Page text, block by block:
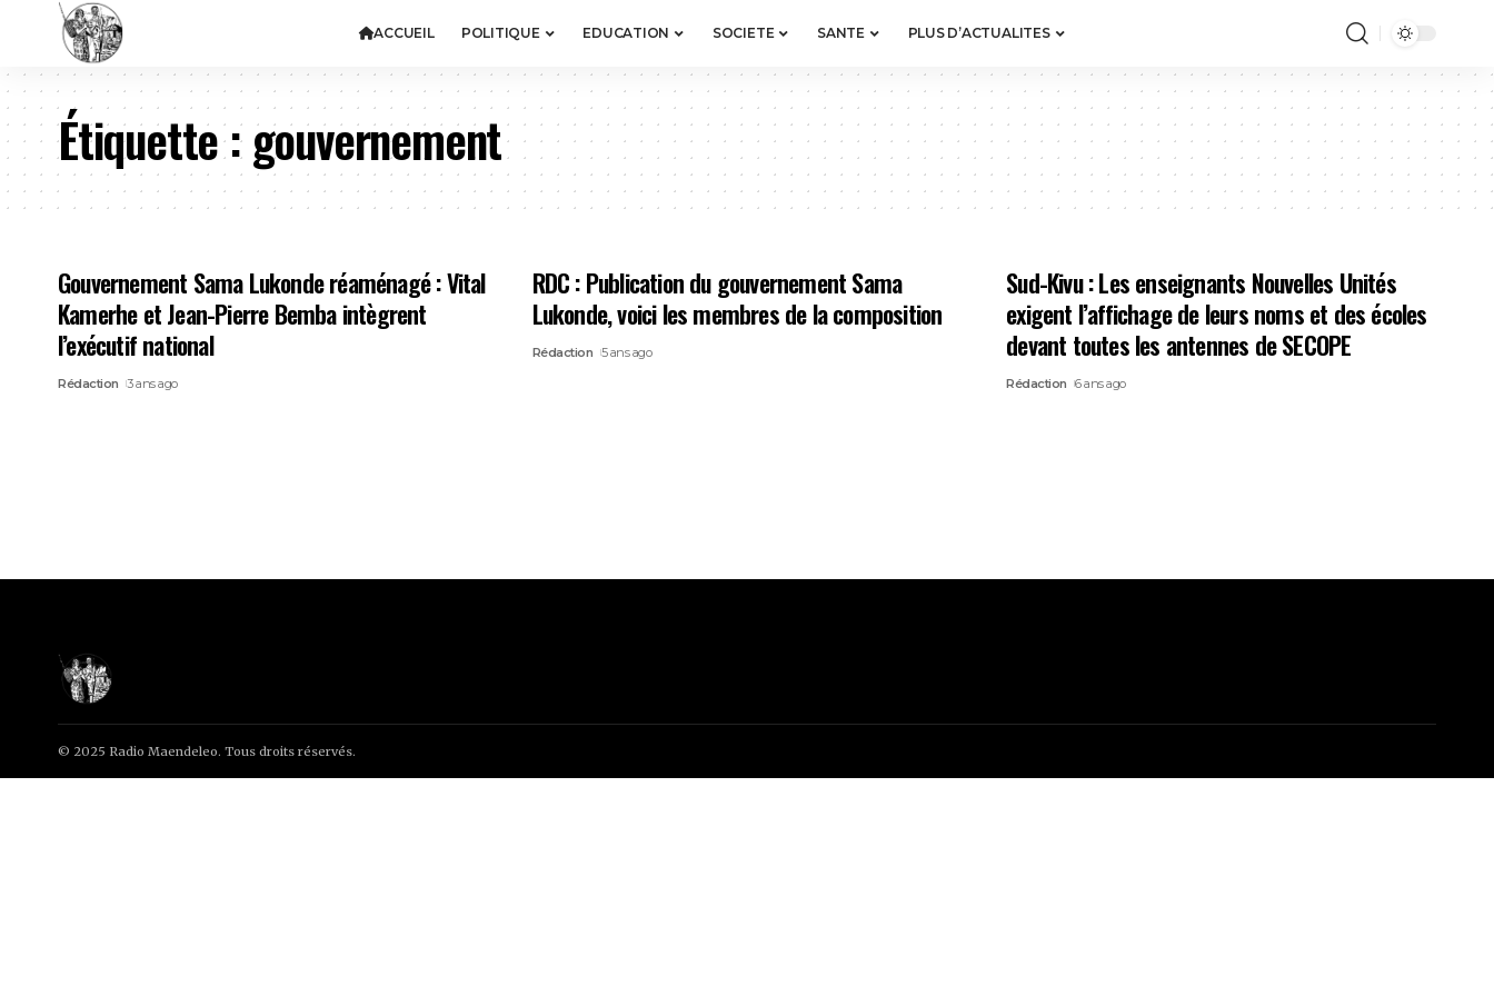
ACCUEIL POLITIQUE EDUCATION SOCIETE SANTE PLUS D’ACTUALITES
Étiquette :gouvernement
Gouvernement Sama Lukonde réaménagé : Vital
Kamerhe et Jean-Pierre Bemba intègrent
l’exécutif national
Rédaction 3 ans ago
RDC : Publication du gouvernement Sama
Lukonde, voici les membres de la composition
Rédaction 5 ans ago
Sud-Kivu : Les enseignants Nouvelles Unités
exigent l’affichage de leurs noms et des écoles
devant toutes les antennes de SECOPE
Rédaction 6 ans ago
© 2025 Radio Maendeleo. Tous droits réservés.